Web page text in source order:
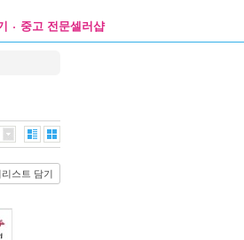
중고 전문셀러샵
리스트 담기